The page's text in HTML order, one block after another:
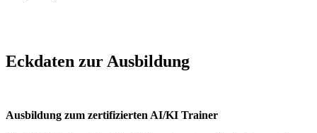
Eckdaten zur Ausbildung
Ausbildung zum zertifizierten AI/KI Trainer